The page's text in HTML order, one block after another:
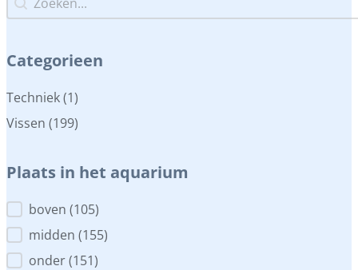
Categorieen
Categorieen
Techniek(1)
Vissen (199)
Plaats in het aquarium
Plaats in het aquarium
boven (105)
midden (155)
onder(151)